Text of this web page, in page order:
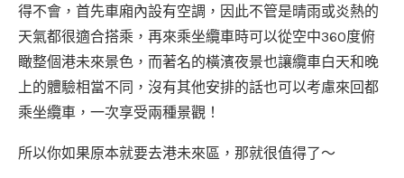
得不會，首先車廂內設有空調，因此不管是晴雨或炎熱的
天氣都很適合搭乘，再來乘坐纜車時可以從空中360度俯
瞰整個港未來景色，而著名的橫濱夜景也讓纜車白天和晚
上的體驗相當不同，沒有其他安排的話也可以考慮來回都
乘坐纜車，一次享受兩種景觀！
所以你如果原本就要去港未來區，那就很值得了～